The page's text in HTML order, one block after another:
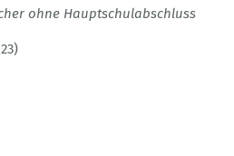
ohne Hauptschulabschluss